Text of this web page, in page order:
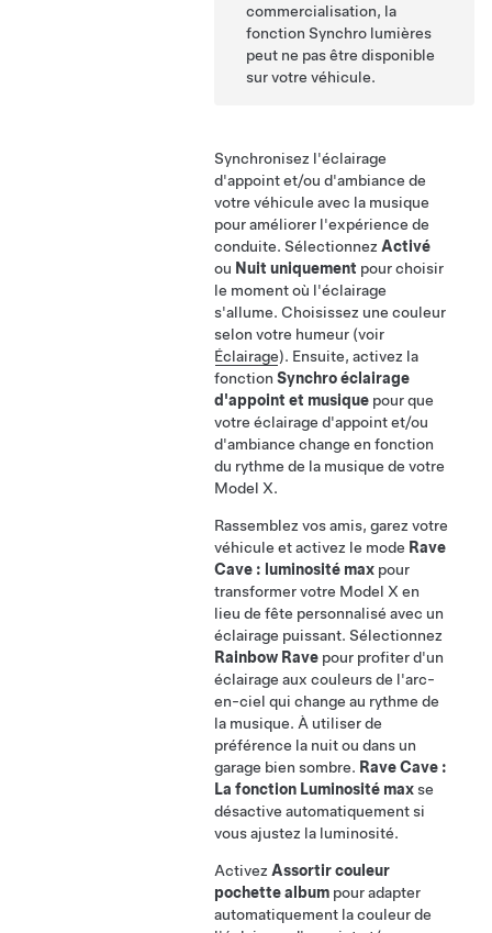
commercialisation, la
fonction Synchro lumières
peut ne pas être disponible
sur votre véhicule.
Synchronisez l'éclairage
d'appointet/ou d'ambiance de
votre véhicule avec la musique
pour améliorer l'expérience de
conduite. Sélectionnez Activé
ou Nuit uniquement pour choisir
le moment où l'éclairage
s'allume. Choisissez une couleur
selon votre humeur (voir
Éclairage). Ensuite, activez la
fonction Synchro éclairage
d'appoint et musique pour que
votre éclairage d'appointet/ou
d'ambiance change en fonction
du rythme de la musique de votre
Model X.
Rassemblez vos amis, garez votre
véhicule et activez le mode Rave
Cave : luminosité max pour
transformer votre Model X en
lieu de fête personnalisé avec un
éclairage puissant. Sélectionnez
Rainbow Rave pour profiter d'un
éclairage aux couleurs de l'arc-
en-ciel qui change au rythme de
la musique. À utiliser de
préférence la nuit ou dans un
garage bien sombre. Rave Cave :
La fonction Luminosité maxse
désactive automatiquement si
vous ajustez la luminosité.
Activez Assortir couleur
pochette album pour adapter
automatiquement la couleur de